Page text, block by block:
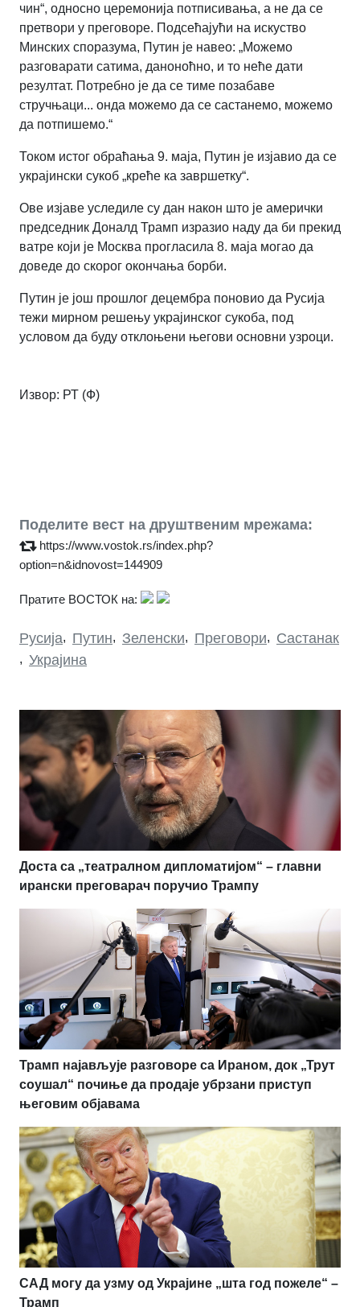
чин“, односно церемонија потписивања, а не да се
претвори у преговоре. Подсећајући на искуство
Минских споразума, Путин је навео: „Можемо
разговарати сатима, даноноћно, и то неће дати
резултат. Потребно је да се тиме позабаве
стручњаци... онда можемо да се састанемо, можемо
да потпишемо.“
Током истог обраћања 9. маја, Путин је изјавио да се
украјински сукоб „креће ка завршетку“.
Ове изјаве уследиле су дан након што је амерички
председник Доналд Трамп изразио наду да би прекид
ватре који је Москва прогласила 8. маја могао да
доведе до скорог окончања борби.
Путин је још прошлог децембра поновио да Русија
тежи мирном решењу украјинског сукоба, под
условом да буду отклоњени његови основни узроци.
Извор: РТ (Ф)
Поделите вест на друштвеним мрежама:
https://www.vostok.rs/index.php?
option=n&idnovost=144909
Пратите ВОСТОК на:
Русија, Путин, Зеленски, Преговори, Састанак
, Украјина
Доста са „театралном дипломатијом“ – главни
ирански преговарач поручио Трампу
Трамп најављује разговоре са Ираном, док „Трут
соушал“ почиње да продаје убрзани приступ
његовим објавама
САД могу да узму од Украјине „шта год пожеле“ –
Трамп